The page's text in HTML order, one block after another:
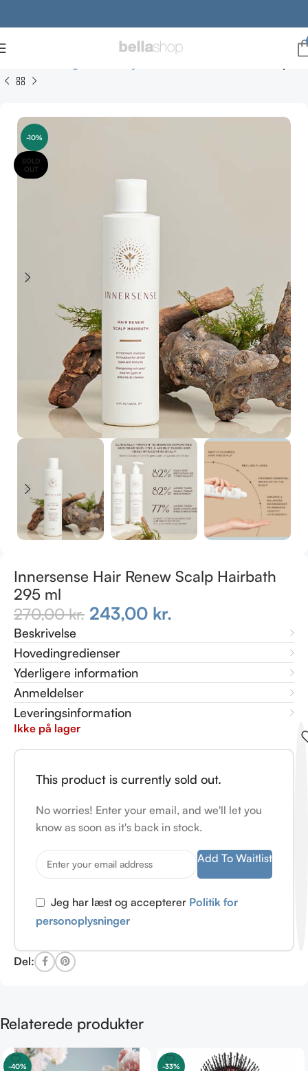
-10%
SOLD
OUT
Innersense Hair Renew Scalp Hairbath
295 ml
270,00kr. 243,00 kr.
Beskrivelse
Hovedingredienser
Yderligere information
Anmeldelser
Leveringsinformation
Ikke på lager
This product is currently sold out.
No worries! Enter your email, and we'll let you
know as soon as it's back in stock.
Add To Waitlist
Jeg har læst og accepterer Politik for
personoplysninger
Del:
Relaterede produkter
-40% -33%